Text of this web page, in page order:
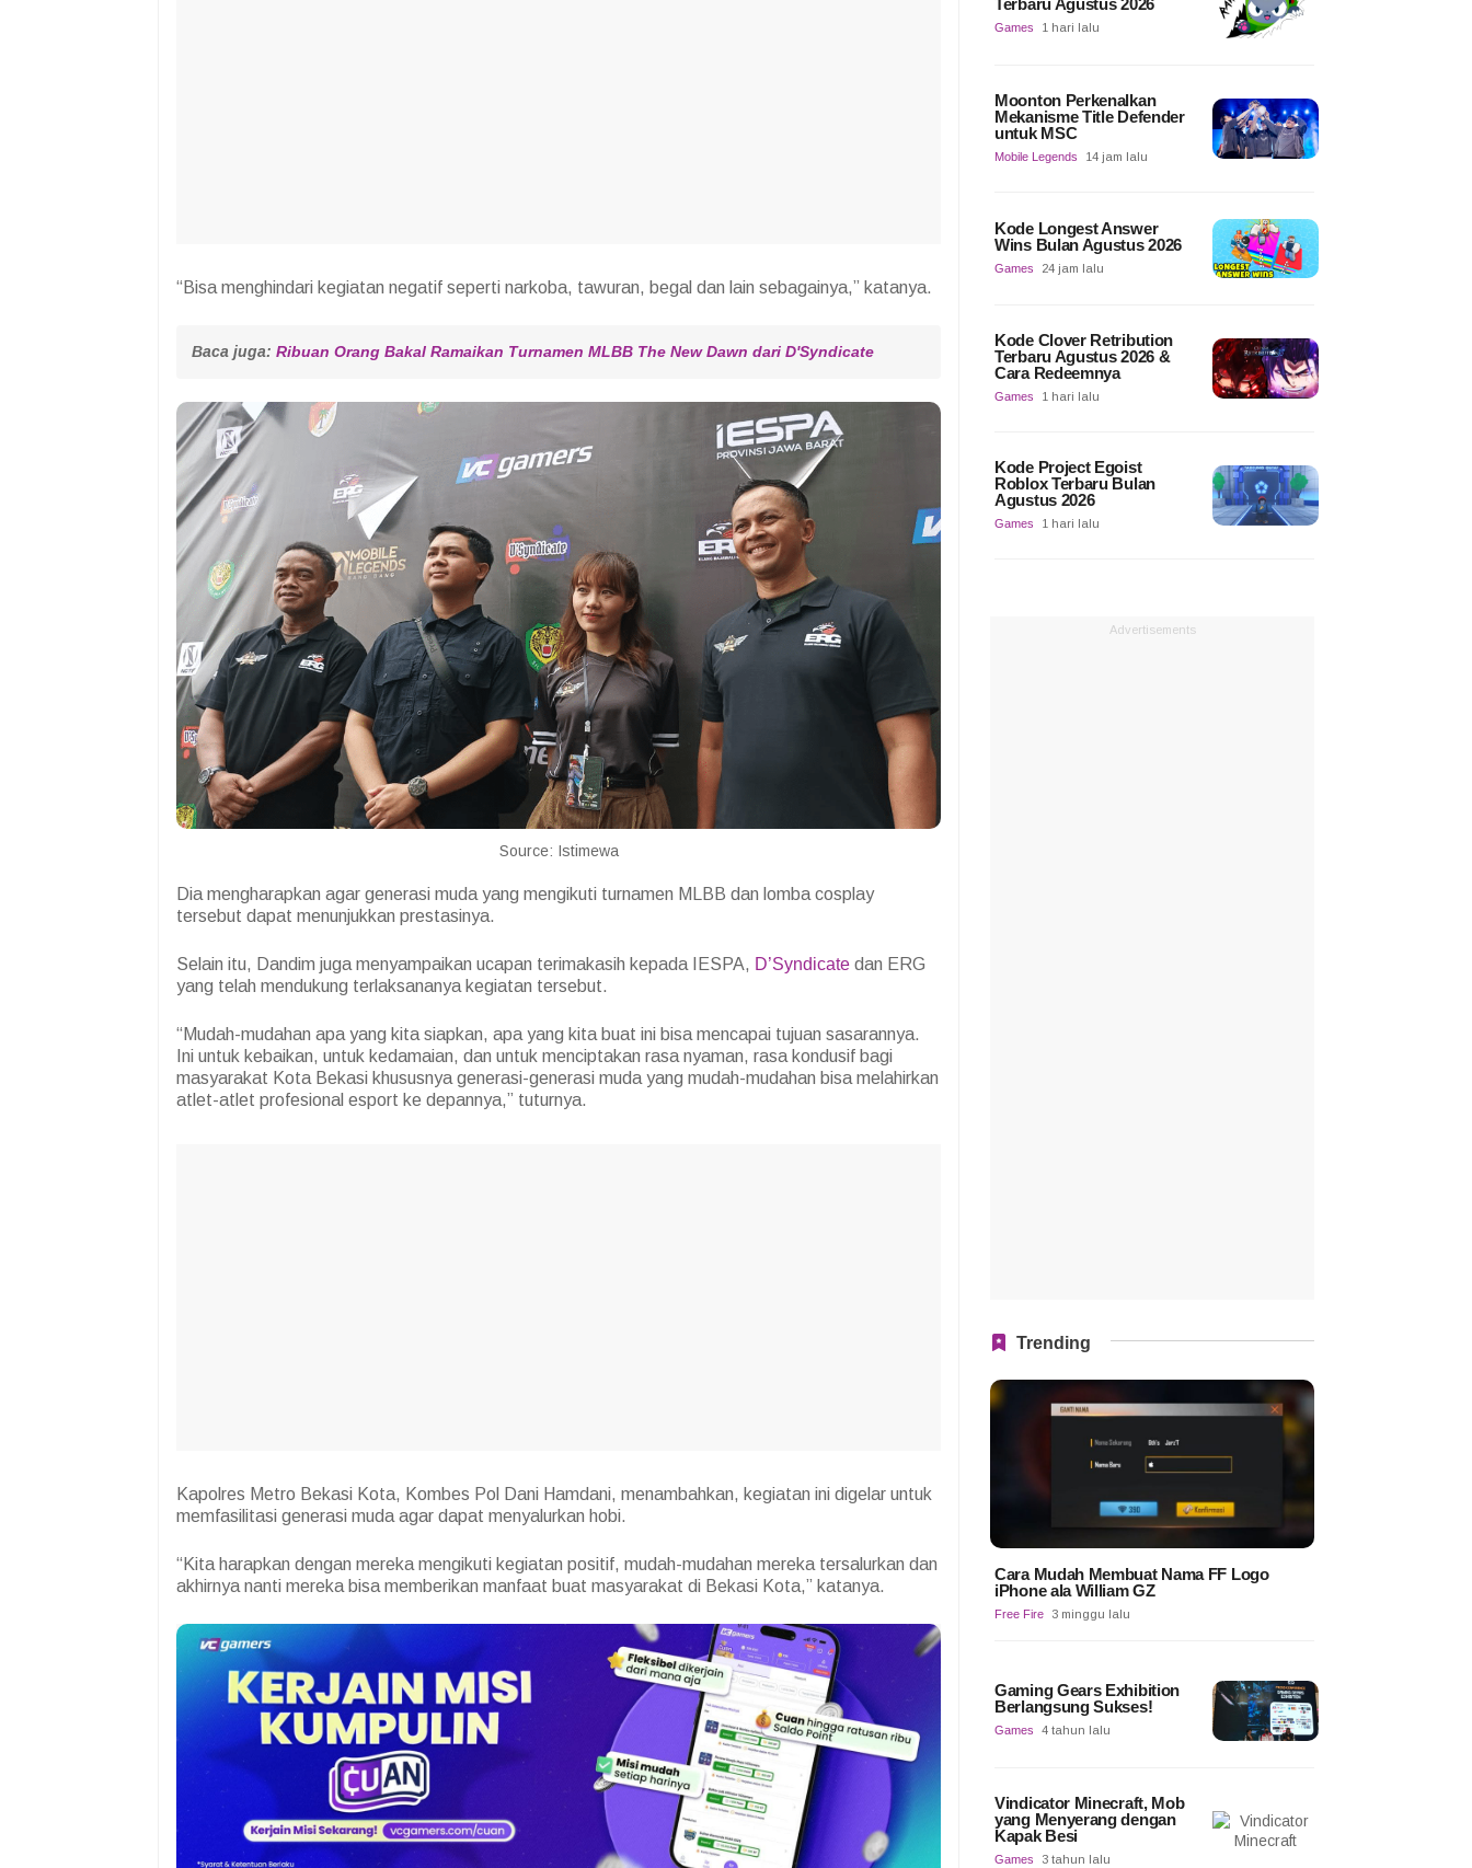
“Bisa menghindari kegiatan negatif seperti narkoba, tawuran, begal dan lain sebagainya,” katanya.
Baca juga: Ribuan Orang Bakal Ramaikan Turnamen MLBB The New Dawn dari D'Syndicate
Source: Istimewa
Dia mengharapkan agar generasi muda yang mengikuti turnamen MLBB dan lomba cosplay
tersebut dapat menunjukkan prestasinya.
Selain itu, Dandim juga menyampaikan ucapan terimakasih kepada IESPA, D’Syndicate dan ERG
yang telah mendukung terlaksananya kegiatan tersebut.
“Mudah-mudahan apa yang kita siapkan, apa yang kita buat ini bisa mencapai tujuan sasarannya.
Ini untuk kebaikan, untuk kedamaian, dan untuk menciptakan rasa nyaman, rasa kondusif bagi
masyarakat Kota Bekasi khususnya generasi-generasi muda yang mudah-mudahan bisa melahirkan
atlet-atlet profesional esport ke depannya,” tuturnya.
Kapolres Metro Bekasi Kota, Kombes Pol Dani Hamdani, menambahkan, kegiatan ini digelar untuk
memfasilitasi generasi muda agar dapat menyalurkan hobi.
“Kita harapkan dengan mereka mengikuti kegiatan positif, mudah-mudahan mereka tersalurkan dan
akhirnya nanti mereka bisa memberikan manfaat buat masyarakat di Bekasi Kota,” katanya.
Terbaru Agustus 2026
Games 1 hari lalu
Moonton Perkenalkan
Mekanisme Title Defender
untuk MSC
Mobile Legends 14 jam lalu
Kode Longest Answer
Wins Bulan Agustus 2026
Games 24 jam lalu
Kode Clover Retribution
Terbaru Agustus 2026 &
Cara Redeemnya
Games 1 hari lalu
Kode Project Egoist
Roblox Terbaru Bulan
Agustus 2026
Games 1 hari lalu
Advertisements
Trending
Cara Mudah Membuat Nama FF Logo
iPhone ala William GZ
Free Fire 3 minggu lalu
Gaming Gears Exhibition
Berlangsung Sukses!
Games 4 tahun lalu
Vindicator Minecraft, Mob
yang Menyerang dengan
Kapak Besi
Games 3 tahun lalu